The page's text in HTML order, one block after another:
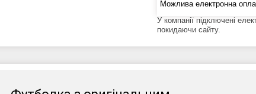
У компанії підключені
покидаючи сайту.